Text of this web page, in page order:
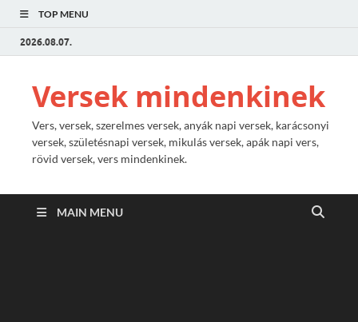
TOP MENU
2026.08.07.
Versek mindenkinek
Vers, versek, szerelmes versek, anyák napi versek, karácsonyi
versek, születésnapi versek, mikulás versek, apák napi vers,
rövid versek, vers mindenkinek.
MAIN MENU